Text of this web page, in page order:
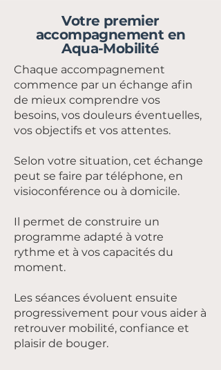
Votre premier
accompagnement en
Aqua-Mobilité
Chaque accompagnement
commence par un échange afin
de mieux comprendre vos
besoins, vos douleurs éventuelles,
vos objectifs et vos attentes.
Selon votre situation, cet échange
peut se faire par téléphone, en
visioconférence ou à domicile.
Il permet de construire un
programme adapté à votre
rythme et à vos capacités du
moment.
Les séances évoluent ensuite
progressivement pour vous aider à
retrouver mobilité, confiance et
plaisir de bouger.